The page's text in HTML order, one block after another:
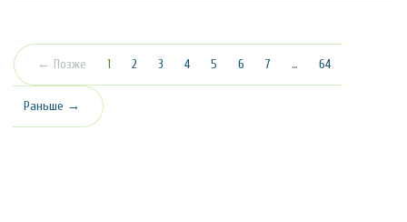
← Позже 1 (текущая)
2 3 4 5 6 7 … 64
Раньше →